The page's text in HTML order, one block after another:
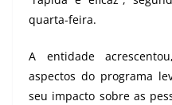
quarta-feira.
A entidade
aspectos do programa
seu impacto sobre as